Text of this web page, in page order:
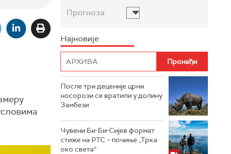
Прогноза
Најновије
После три деценије црни
носорози се вратили у долину
Замбези
Чувени Би-Би-Сијев формат
стиже на РТС – почиње „Трка
око света“